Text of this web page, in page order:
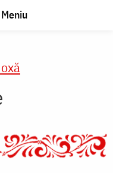
Meniu